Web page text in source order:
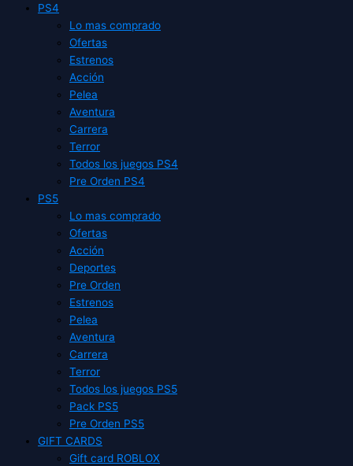
PS4
Lo mas comprado
Ofertas
Estrenos
Acción
Pelea
Aventura
Carrera
Terror
Todos los juegos PS4
Pre Orden PS4
PS5
Lo mas comprado
Ofertas
Acción
Deportes
Pre Orden
Estrenos
Pelea
Aventura
Carrera
Terror
Todos los juegos PS5
Pack PS5
Pre Orden PS5
GIFT CARDS
Gift card ROBLOX